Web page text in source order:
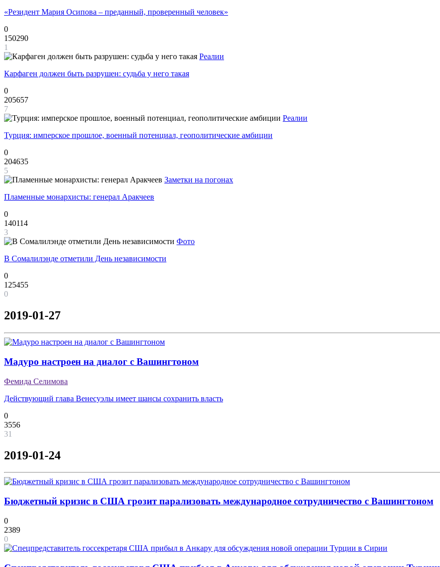
«Резидент Мария Осипова – преданный, проверенный человек»
0
150290
1
Реалии
Карфаген должен быть разрушен: судьба у него такая
0
205657
7
Реалии
Турция: имперское прошлое, военный потенциал, геополитические амбиции
0
204635
5
Заметки на погонах
Пламенные монархисты: генерал Аракчеев
0
140114
3
Фото
В Сомалилэнде отметили День независимости
0
125455
0
2019-01-27
Мадуро настроен на диалог с Вашингтоном
Фемида Селимова
Действующий глава Венесуэлы имеет шансы сохранить власть
0
3556
31
2019-01-24
Бюджетный кризис в США грозит парализовать международное сотрудничество с Вашингтоном
0
2389
0